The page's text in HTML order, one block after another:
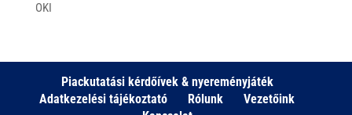
OKI
Piackutatási kérdőívek & nyereményjáték
Adatkezelési tájékoztató
Rólunk
Vezetőink